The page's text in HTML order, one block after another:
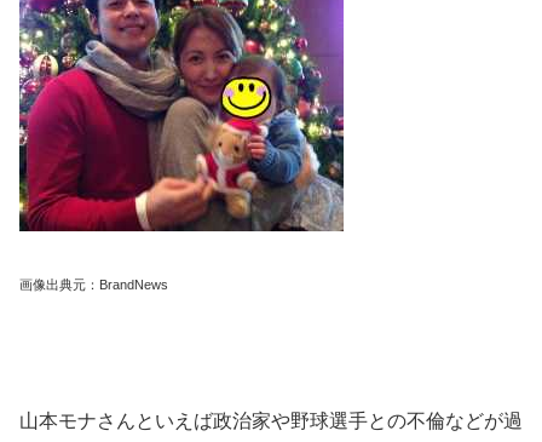
画像出典元：BrandNews
山本モナさんといえば政治家や野球選手との不倫などが過